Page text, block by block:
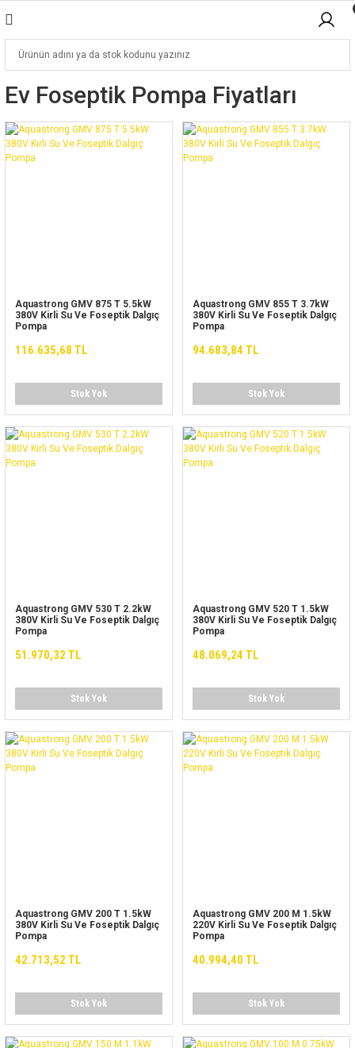
Ev Foseptik Pompa Fiyatları
Aquastrong GMV 875 T 5.5kW
380V Kirli Su Ve Foseptik Dalgıç
Pompa
116.635,68 TL
Stok Yok
Aquastrong GMV 855 T 3.7kW
380V Kirli Su Ve Foseptik Dalgıç
Pompa
94.683,84 TL
Stok Yok
Aquastrong GMV 530 T 2.2kW
380V Kirli Su Ve Foseptik Dalgıç
Pompa
51.970,32 TL
Stok Yok
Aquastrong GMV 520 T 1.5kW
380V Kirli Su Ve Foseptik Dalgıç
Pompa
48.069,24 TL
Stok Yok
Aquastrong GMV 200 T 1.5kW
380V Kirli Su Ve Foseptik Dalgıç
Pompa
42.713,52 TL
Stok Yok
Aquastrong GMV 200 M 1.5kW
220V Kirli Su Ve Foseptik Dalgıç
Pompa
40.994,40 TL
Stok Yok